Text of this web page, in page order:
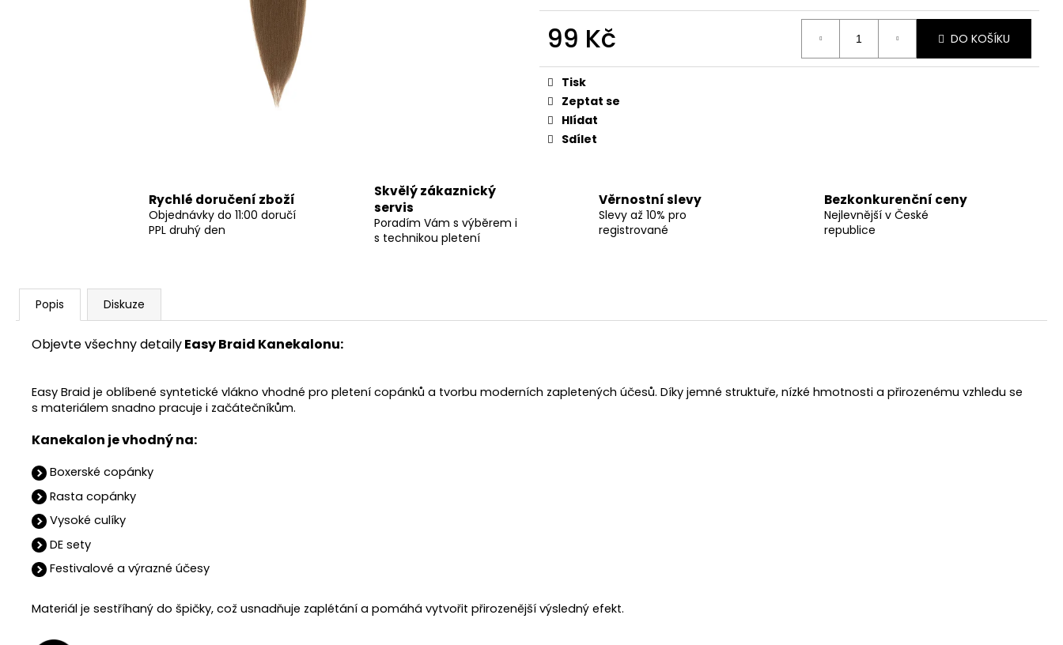
99 Kč DO KOŠÍKU
Tisk
Zeptat se
Hlídat
Sdílet
Rychlé doručení zboží
Objednávky do 11:00 doručí
PPL druhý den
Skvělý zákaznický
servis
Poradím Vám s výběrem i
s technikou pletení
Věrnostní slevy
Slevy až 10% pro
registrované
Bezkonkurenční ceny
Nejlevnější v České
republice
Popis Diskuze
Objevte všechny detailyEasy Braid Kanekalonu:
Easy Braid je oblíbené syntetické vlákno vhodné pro pletení copánků a tvorbu moderních zapletených účesů. Díky jemné struktuře, nízké hmotnosti a přirozenému vzhledu se
s materiálem snadno pracuje i začátečníkům.
Kanekalon je vhodný na:
Boxerské copánky
Rasta copánky
Vysoké culíky
DE sety
Festivalové a výrazné účesy
Materiál je sestříhaný do špičky, což usnadňuje zaplétání a pomáhá vytvořit přirozenější výsledný efekt.